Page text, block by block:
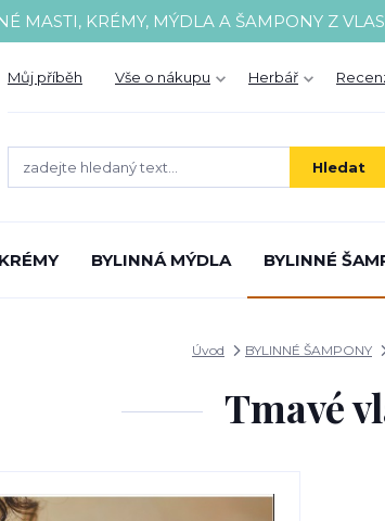
MASTI, KRÉMY, MÝDLA A ŠAMPONY Z
Můj příběh Vše o nákupu Herbář
Hledat
BYLINNÁ MÝDLA BYLINNÉ
Úvod BYLINNÉ ŠAMPONY
Tmavé